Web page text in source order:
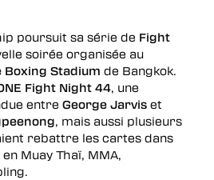
poursuit sa série de Fight
soirée organisée au
Boxing Stadium de Bangkok.
Fight Night 44, une
entre George Jarvis et
, mais aussi plusieurs
rebattre les cartes dans
Muay Thaï, MMA,